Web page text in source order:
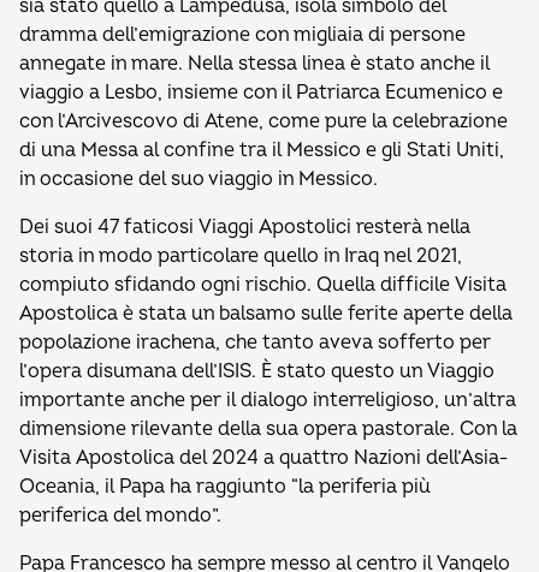
sia stato quello a Lampedusa, isola simbolo del
dramma dell’emigrazione con migliaia di persone
annegate in mare. Nella stessa linea è stato anche il
viaggio a Lesbo, insieme con il Patriarca Ecumenico e
con l’Arcivescovo di Atene, come pure la celebrazione
di una Messa al confine tra il Messico e gli Stati Uniti,
in occasione del suo viaggio in Messico.
Dei suoi 47 faticosi Viaggi Apostolici resterà nella
storia in modo particolare quello in Iraq nel 2021,
compiuto sfidando ogni rischio. Quella difficile Visita
Apostolica è stata un balsamo sulle ferite aperte della
popolazione irachena, che tanto aveva sofferto per
l’opera disumana dell’ISIS. È stato questo un Viaggio
importante anche per il dialogo interreligioso, un’altra
dimensione rilevante della sua opera pastorale. Con la
Visita Apostolica del 2024 a quattro Nazioni dell’Asia-
Oceania, il Papa ha raggiunto “la periferia più
periferica del mondo”.
Papa Francesco ha sempre messo al centro il Vangelo